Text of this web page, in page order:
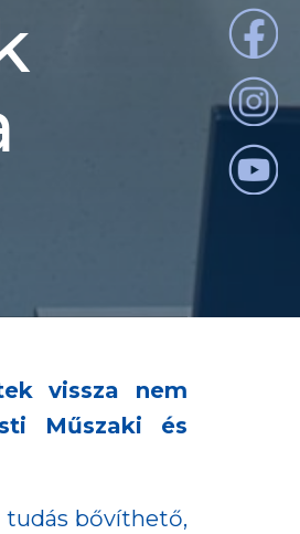
vissza nem
Műszaki és
tudás bővíthető,